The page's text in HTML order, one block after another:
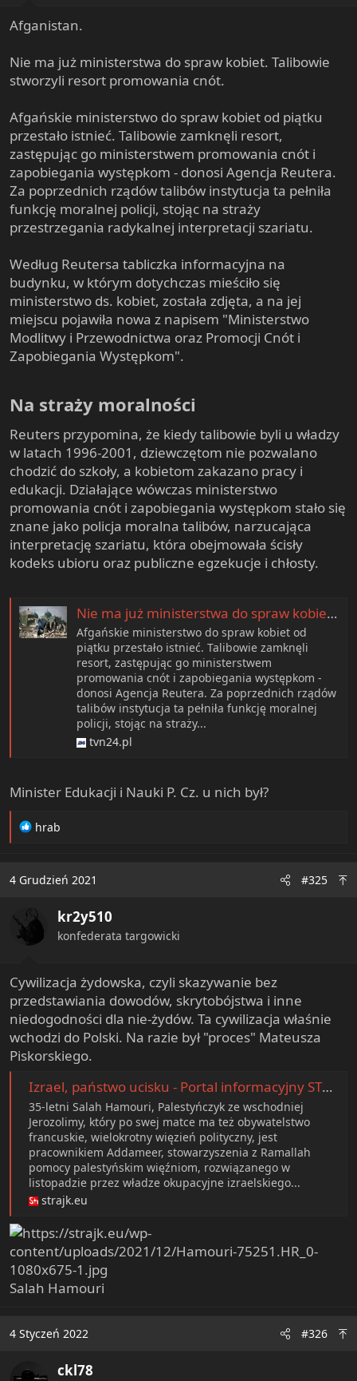
Afganistan.
Nie ma już ministerstwa do spraw kobiet. Talibowie
stworzyli resort promowania cnót.
Afgańskie ministerstwo do spraw kobiet od piątku
przestało istnieć. Talibowie zamknęli resort,
zastępując go ministerstwem promowania cnót i
zapobiegania występkom - donosi Agencja Reutera.
Za poprzednich rządów talibów instytucja ta pełniła
funkcję moralnej policji, stojąc na straży
przestrzegania radykalnej interpretacji szariatu.
Według Reutersa tabliczka informacyjna na
budynku, w którym dotychczas mieściło się
ministerstwo ds. kobiet, została zdjęta, a na jej
miejscu pojawiła nowa z napisem "Ministerstwo
Modlitwy i Przewodnictwa oraz Promocji Cnót i
Zapobiegania Występkom".
Na straży moralności​
Reuters przypomina, że kiedy talibowie byli u władzy
w latach 1996-2001, dziewczętom nie pozwalano
chodzić do szkoły, a kobietom zakazano pracy i
edukacji. Działające wówczas ministerstwo
promowania cnót i zapobiegania występkom stało się
znane jako policja moralna talibów, narzucająca
interpretację szariatu, która obejmowała ścisły
kodeks ubioru oraz publiczne egzekucje i chłosty.
Nie ma już ministerstwa do spraw kobiet. Talibowie stworzyli resort promowania cnót
Afgańskie ministerstwo do spraw kobiet od
piątku przestało istnieć. Talibowie zamknęli
resort, zastępując go ministerstwem
promowania cnót i zapobiegania występkom -
donosi Agencja Reutera. Za poprzednich rządów
talibów instytucja ta pełniła funkcję moralnej
policji, stojąc na straży...
tvn24.pl
Minister Edukacji i Nauki P. Cz. u nich był?
R
t
o
s
hrab
4 Grudzień 2021 #325
kr2y510
konfederata targowicki
Cywilizacja żydowska, czyli skazywanie bez
przedstawiania dowodów, skrytobójstwa i inne
niedogodności dla nie-żydów. Ta cywilizacja właśnie
wchodzi do Polski. Na razie był "proces" Mateusza
Piskorskiego.
Izrael, państwo ucisku - Portal informacyjny STRAJK
35-letni Salah Hamouri, Palestyńczyk ze wschodniej
Jerozolimy, który po swej matce ma też obywatelstwo
francuskie, wielokrotny więzień polityczny, jest
pracownikiem Addameer, stowarzyszenia z Ramallah
pomocy palestyńskim więźniom, rozwiązanego w
listopadzie przez władze okupacyjne izraelskiego...
strajk.eu
Salah Hamouri
4 Styczeń 2022 #326
ckl78